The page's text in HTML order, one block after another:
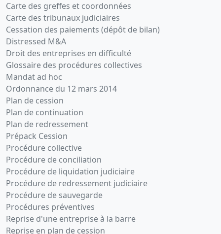
Carte des greffes et coordonnées
Carte des tribunaux judiciaires
Cessation des paiements (dépôt de bilan)
Distressed M&A
Droit des entreprises en difficulté
Glossaire des procédures collectives
Mandat ad hoc
Ordonnance du 12 mars 2014
Plan de cession
Plan de continuation
Plan de redressement
Prépack Cession
Procédure collective
Procédure de conciliation
Procédure de liquidation judiciaire
Procédure de redressement judiciaire
Procédure de sauvegarde
Procédures préventives
Reprise d'une entreprise à la barre
Reprise en plan de cession